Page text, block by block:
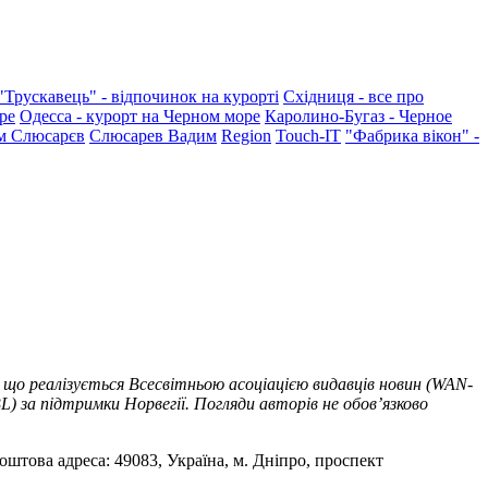
- відпочинок на курорті Східниця - все про
Одесса - курорт на Черном море Каролино-Бугаз - Черное
Слюсарєв Слюсарев Вадим Region Touch-IT "Фабрика вікон" -
Всесвітньою асоціацією видавців новин (WAN-
підтримки Норвегії. Погляди авторів не обов’язково
адреса: 49083, Україна, м. Дніпро, проспект